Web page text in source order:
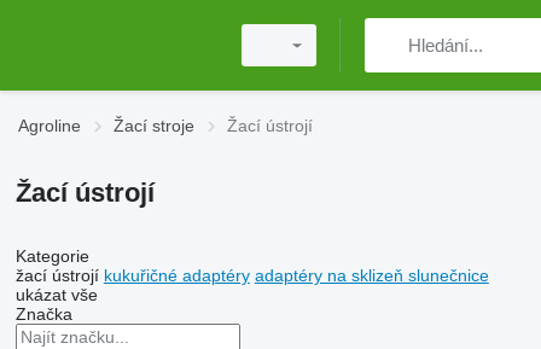
Agroline Žací stroje Žací ústrojí
Žací ústrojí
Kategorie
žací ústrojí kukuřičné adaptéry adaptéry na sklizeň slunečnice
ukázat vše
Značka